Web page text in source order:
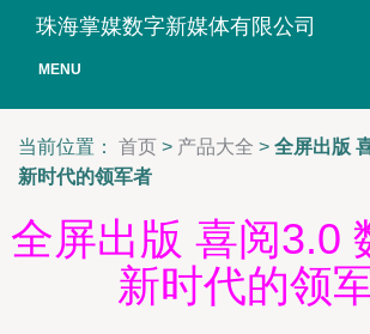
珠海掌媒数字新媒体有限公司
MENU
当前位置： 首页 > 产品大全 > 全屏出版
新时代的领军者
全屏出版 喜阅3.0
新时代的领